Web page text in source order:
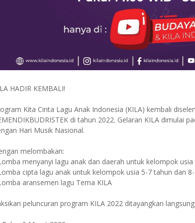
HADIR KEMBALI!
Kita Cinta Lagu Anak Indonesia (KILA) kembali
di tahun 2022. Gelaran KILA dimulai
Hari Musik Nasional.
melombakan:
menyanyi lagu anak dan daerah untuk kelompok
cipta lagu anak untuk kelompok usia 5-7 tahun dan
aransemen lagu Tema KILA
peluncuran program KILA 2022 ditayangkan